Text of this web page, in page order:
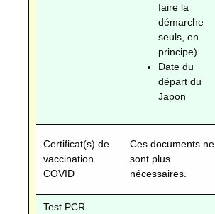
faire la
démarche
seuls, en
principe)
Date du
départ du
Japon
Certificat(s) de
vaccination
COVID
Ces documents ne
sont plus
nécessaires.
Test PCR